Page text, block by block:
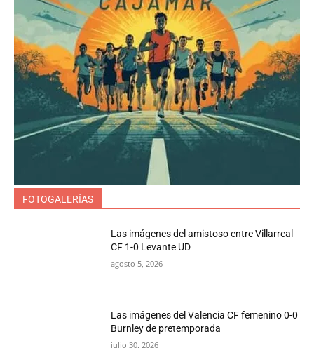
FOTOGALERÍAS
Las imágenes del amistoso entre Villarreal
CF 1-0 Levante UD
agosto 5, 2026
Las imágenes del Valencia CF femenino 0-0
Burnley de pretemporada
julio 30, 2026